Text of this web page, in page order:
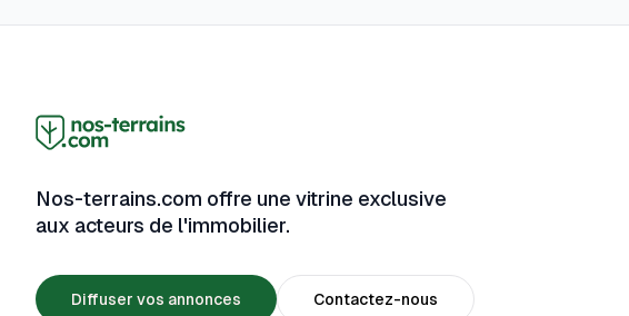
Nos-terrains.com offre une vitrine exclusive
aux acteurs de l'immobilier.
Diffuser vos annonces Contactez-nous